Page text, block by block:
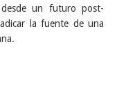
un futuro post-
la fuente de una